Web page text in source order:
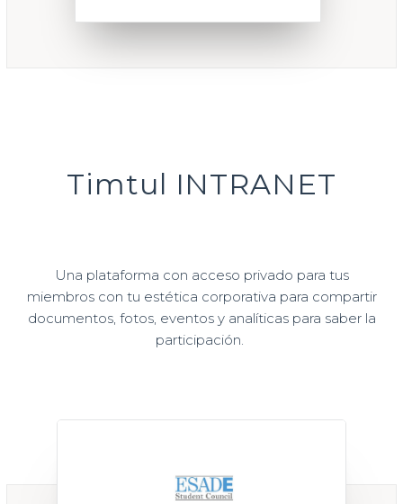
Timtul INTRANET
Una plataforma con acceso privado para tus
miembros con tu estética corporativa para compartir
documentos, fotos, eventos y analíticas para saber la
participación.